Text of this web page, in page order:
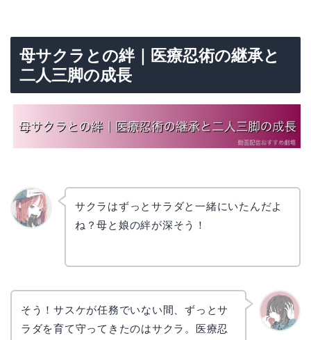
母サクラとの絆｜医療忍術の継承と
二人三脚の成長
サクラはずっとサラダと一緒にいたんだよ
ね？母と娘の絆が深そう！
そう！サスケが任務でいない間、ずっとサ
ラダを育て守ってきたのはサクラ。医療忍